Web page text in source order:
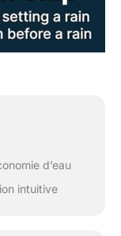
dans le
:
ne
à 30
d’eau
intuitive